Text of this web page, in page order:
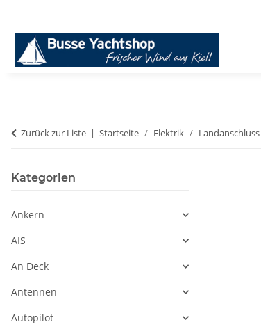
Zurück zur Liste Startseite Elektrik Landanschluss
Kategorien
Ankern
AIS
An Deck
Antennen
Autopilot